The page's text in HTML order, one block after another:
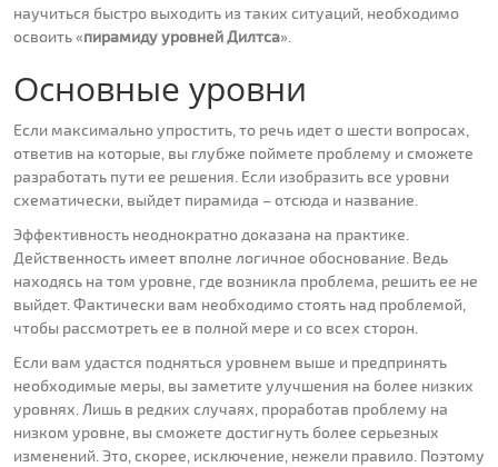
научиться быстро выходить из таких ситуаций, необходимо
освоить «пирамиду уровней Дилтса».
Основные уровни
Если максимально упростить, то речь идет о шести вопросах,
ответив на которые, вы глубже поймете проблему и сможете
разработать пути ее решения. Если изобразить все уровни
схематически, выйдет пирамида – отсюда и название.
Эффективность неоднократно доказана на практике.
Действенность имеет вполне логичное обоснование. Ведь
находясь на том уровне, где возникла проблема, решить ее не
выйдет. Фактически вам необходимо стоять над проблемой,
чтобы рассмотреть ее в полной мере и со всех сторон.
Если вам удастся подняться уровнем выше и предпринять
необходимые меры, вы заметите улучшения на более низких
уровнях. Лишь в редких случаях, проработав проблему на
низком уровне, вы сможете достигнуть более серьезных
изменений. Это, скорее, исключение, нежели правило. Поэтому